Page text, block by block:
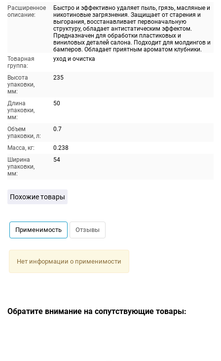
Расширенное
описание:
Быстро и эффективно удаляет пыль, грязь, масляные и
никотиновые загрязнения. Защищает от старения и
выгорания, восстанавливает первоначальную
структуру, обладает антистатическим эффектом.
Предназначен для обработки пластиковых и
виниловых деталей салона. Подходит для молдингов и
бамперов. Обладает приятным ароматом клубники.
Товарная
группа:
уход и очистка
Высота
упаковки,
мм:
235
Длина
упаковки,
мм:
50
Объем
упаковки, л:
0.7
Масса, кг:
0.238
Ширина
упаковки,
мм:
54
Похожие товары
Применимость Отзывы
Нет информации о применимости
Обратите внимание на сопутствующие товары: